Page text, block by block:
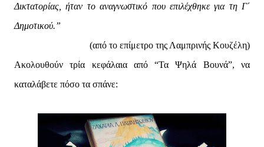
Δικτατορίας, ήταν το αναγνωστικό που επιλέχθηκε για τη Γ΄
Δημοτικού.”
(από το επίμετρο της Λαμπρινής Κουζέλη)
Ακολουθούν τρία κεφάλαια από “Τα Ψηλά Βουνά”, να
καταλάβετε πόσο τα σπάνε: